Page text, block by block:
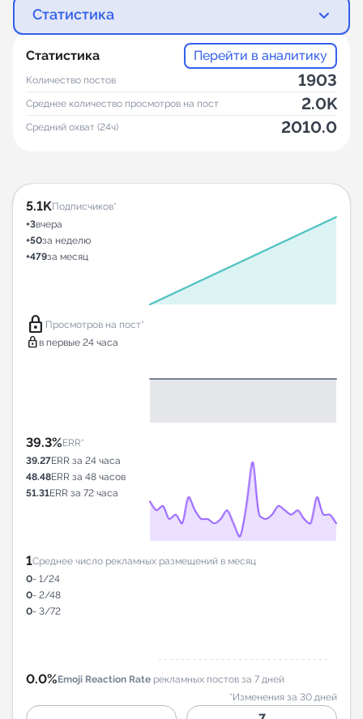
Статистика
Статистика Перейти в аналитику
Количество постов 1903
Среднее количество просмотров на пост 2.0K
Средний охват (24ч) 2010.0
5.1KПодписчиков*
+3вчера
+50за неделю
+479за месяц
lock Просмотров на пост*
lock в первые 24 часа
39.3%ERR*
39.27ERR за 24 часа
48.48ERR за 48 часов
51.31ERR за 72 часа
1Среднее число рекламных размещений в месяц
0- 1/24
0- 2/48
0- 3/72
0.0%Emoji Reaction Rate рекламных постов за 7 дней
*Изменения за 30 дней